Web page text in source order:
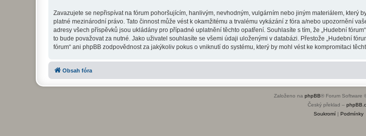
Zavazujete se nepřispívat na fórum pohoršujícím, hanlivým, nevhodným, vulgárním nebo jiným materiálem, který
platné mezinárodní právo. Tato činnost může vést k okamžitému a trvalému vykázání z fóra a/nebo upozornění
adresy všech příspěvků jsou ukládány pro případné uplatnění těchto opatření. Souhlasíte s tím, že „Hudební
to bude považovat za nutné. Jako uživatel souhlasíte se všemi údaji uloženými v databázi. Přestože „Hudební
fórum“ ani phpBB zodpovědnost za jakýkoliv pokus o vniknutí do systému, který by mohl vést ke kompromitaci
Obsah fóra
Založeno na phpBB® Forum Software
Český překlad –
Soukromí| Podmínky